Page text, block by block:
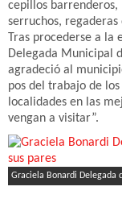
cepillos barrenderos,
serruchos,
Tras procederse a
Delegada Municipal
agradeció al
pos del trabajo de
localidades en las
vengan a visitar”.
Graciela Bonardi Delegada